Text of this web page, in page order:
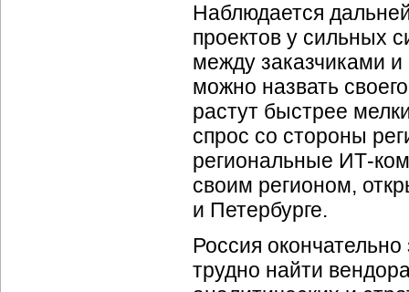
Наблюдается
проектов у сильных
между заказчиками
можно назвать
растут быстрее
спрос со стороны
региональные ИТ-
своим регионом,
и Петербурге.
Россия
трудно найти